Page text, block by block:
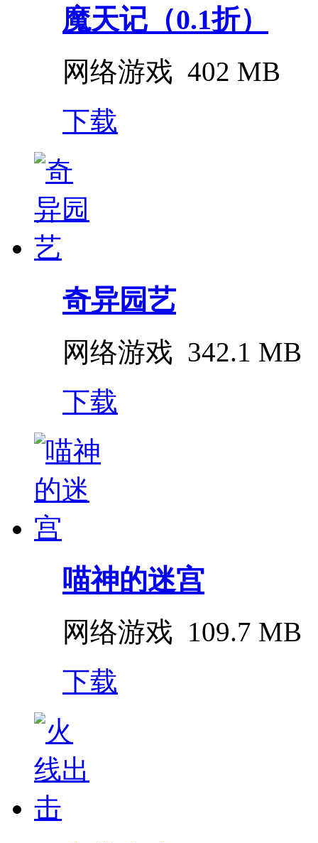
魔天记（0.1折）
网络游戏 402 MB
下载
奇异园艺
网络游戏 342.1 MB
下载
喵神的迷宫
网络游戏 109.7 MB
下载